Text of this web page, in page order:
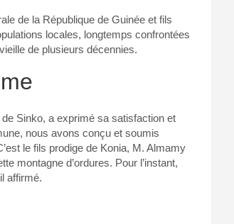
de la République de Guinée et fils
locales, longtemps confrontées
de plusieurs décennies.
Sinko, a exprimé sa satisfaction et
nous avons conçu et soumis
le fils prodige de Konia, M. Almamy
montagne d’ordures. Pour l’instant,
affirmé.